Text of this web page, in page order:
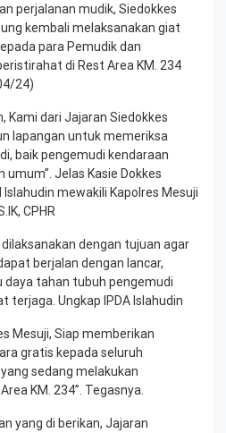
perjalanan mudik, Siedokkes
kembali melaksanakan giat
para Pemudik dan
di Rest Area KM. 234
24)
Kami dari Jajaran Siedokkes
lapangan untuk memeriksa
baik pengemudi kendaraan
Jelas Kasie Dokkes
Islahudin mewakili Kapolres Mesuji
CPHR
dengan tujuan agar
berjalan dengan lancar,
daya tahan tubuh pengemudi
terjaga. Ungkap IPDA Islahudin
Mesuji, Siap memberikan
gratis kepada seluruh
sedang melakukan
KM. 234”. Tegasnya.
yang di berikan, Jajaran